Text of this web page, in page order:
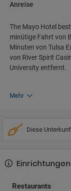
Anreise
The Mayo Hotel
minütige Fahrt von
Minuten von Tulsa
von River Spirit
University entfernt.
Mehr
Diese
Einrichtungen
Restaurants